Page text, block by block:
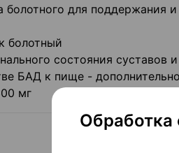
болотного для поддержания
болотный
состояния суставов
БАД к пище -
мг
Обработка